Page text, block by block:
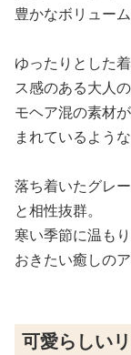
豊かなボリュー
ゆったりとした
ス感のある大人
モヘア混の素材
まれているような
落ち着いたグレ
と相性抜群。
寒い季節に温も
おきたい癒しのア
可愛らしい